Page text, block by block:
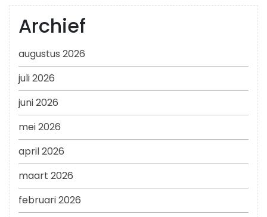
Archief
augustus 2026
juli 2026
juni 2026
mei 2026
april 2026
maart 2026
februari 2026